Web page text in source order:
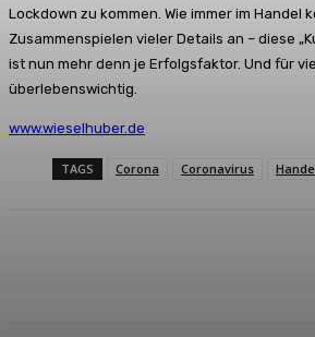
Lockdown zu kommen. Wie immer im Handel
Zusammenspielen vieler Details an – diese
ist nun mehr denn je Erfolgsfaktor. Und für
überlebenswichtig.
www.wieselhuber.de
TAGS Corona Coronavirus